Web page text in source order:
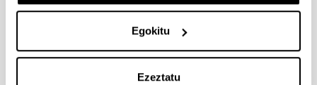
Egokitu
Ezeztatu
Garechana, G., Río-Belver, R., Bildosola, I. et al (2017)
Effects of innovation management system
standardization on firms: evidence from text mining
annual reports. Scientometrics 111(3), 1987-1999
Bildosola, I., Río-Belver, R. M., Garechana, G., &